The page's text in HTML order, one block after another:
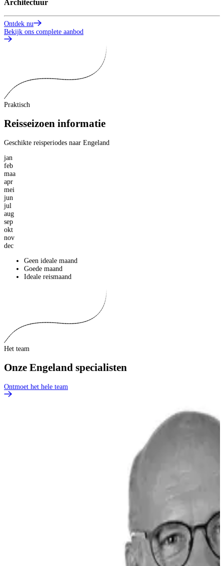
Architectuur
Ontdek nu
Bekijk ons complete aanbod
Praktisch
Reisseizoen informatie
Geschikte reisperiodes naar Engeland
jan
feb
maa
apr
mei
jun
jul
aug
sep
okt
nov
dec
Geen ideale maand
Goede maand
Ideale reismaand
Het team
Onze Engeland specialisten
Ontmoet het hele team